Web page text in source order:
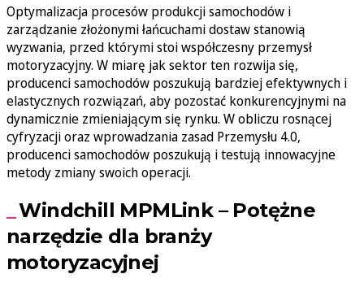
Optymalizacja procesów produkcji samochodów i
zarządzanie złożonymi łańcuchami dostaw stanowią
wyzwania, przed którymi stoi współczesny przemysł
motoryzacyjny. W miarę jak sektor ten rozwija się,
producenci samochodów poszukują bardziej efektywnych i
elastycznych rozwiązań, aby pozostać konkurencyjnymi na
dynamicznie zmieniającym się rynku. W obliczu rosnącej
cyfryzacji oraz wprowadzania zasad Przemysłu 4.0,
producenci samochodów poszukują i testują innowacyjne
metody zmiany swoich operacji.
Windchill MPMLink – Potężne
narzędzie dla branży
motoryzacyjnej